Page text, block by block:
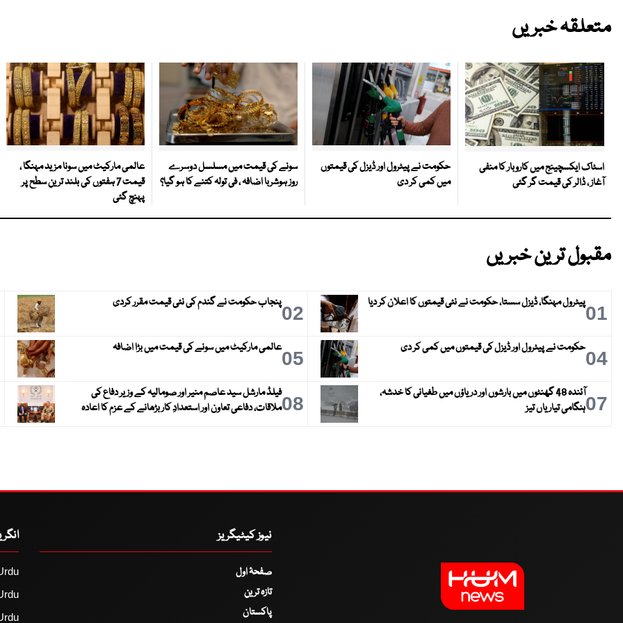
متعلقہ خبریں
اسٹاک ایکسچینج میں کاروبار کا منفی
آغاز ، ڈالر کی قیمت گر گئی
حکومت نے پیٹرول اور ڈیزل کی قیمتوں
میں کمی کر دی
سونے کی قیمت میں مسلسل دوسرے
روز ہوشربا اضافہ ، فی تولہ کتنے کا ہو گیا؟
عالمی مارکیٹ میں سونا مزید مہنگا ،
قیمت 7 ہفتوں کی بلند ترین سطح پر
پہنچ گئی
مقبول ترین خبریں
01پیٹرول مہنگا، ڈیزل سستا، حکومت نے نئی قیمتوں کا اعلان کر دیا 02پنجاب حکومت نے گندم کی نئی قیمت مقرر کردی
04حکومت نے پیٹرول اور ڈیزل کی قیمتوں میں کمی کر دی 05عالمی مارکیٹ میں سونے کی قیمت میں بڑا اضافہ
07
آئندہ 48 گھنٹوں میں بارشوں اور دریاؤں میں طغیانی کا خدشہ،
ہنگامی تیاریاں تیز
08فیلڈ مارشل سید عاصم منیر اور صومالیہ کے وزیر دفاع کی
ملاقات، دفاعی تعاون اور استعدادِ کار بڑھانے کے عزم کا اعادہ
نیوز کیٹیگریز
صفحۂ اول
تازہ ترین
پاکستان